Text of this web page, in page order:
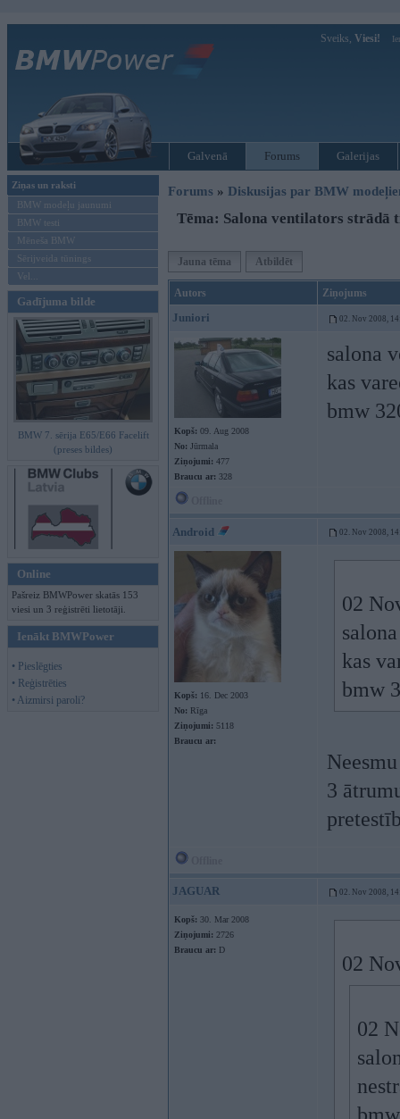
Sveiks, Viesi!
Galvenā Forums Galerijas
Ziņas un raksti
BMW modeļu jaunumi
BMW testi
Mēneša BMW
Sērijveida tūnings
Vel...
Gadījuma bilde
BMW 7. sērija E65/E66 Facelift
(preses bildes)
Online
Pašreiz BMWPower skatās 153
viesi un 3 reģistrēti lietotāji.
Ienākt BMWPower
• Pieslēgties
• Reģistrēties
• Aizmirsi paroli?
Forums » Diskusijas par BMW
Tēma: Salona ventilators strādā
Jauna tēma Atbildēt
Autors Ziņojums
Juniori 02. Nov 2008,
Kopš: 09. Aug 2008
No: Jūrmala
Ziņojumi: 477
Braucu ar: 328
salona
kas
bmw
Android 02. Nov 2008,
Kopš: 16. Dec 2003
No: Rīga
Ziņojumi: 5118
Braucu ar:
02
kas
bmw
3
JAGUAR 02. Nov 2008,
Kopš: 30. Mar 2008
Ziņojumi: 2726
Braucu ar: D
02
02